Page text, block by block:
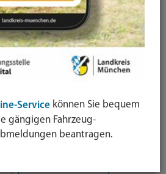
Bauen und Wohnen
Chancengleichheit
Jugendhilfeplanung
Service können Sie bequem
gängigen Fahrzeug-
beantragen.